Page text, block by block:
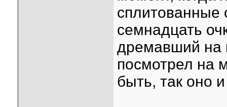
сплитованные
семнадцать
дремавший на
посмотрел на
быть, так оно